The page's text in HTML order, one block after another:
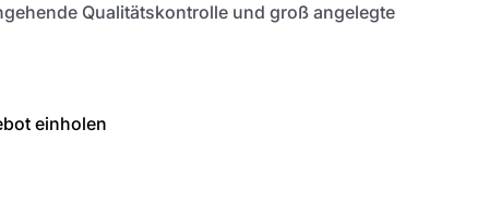
Qualitätskontrolle und groß angelegte
einholen